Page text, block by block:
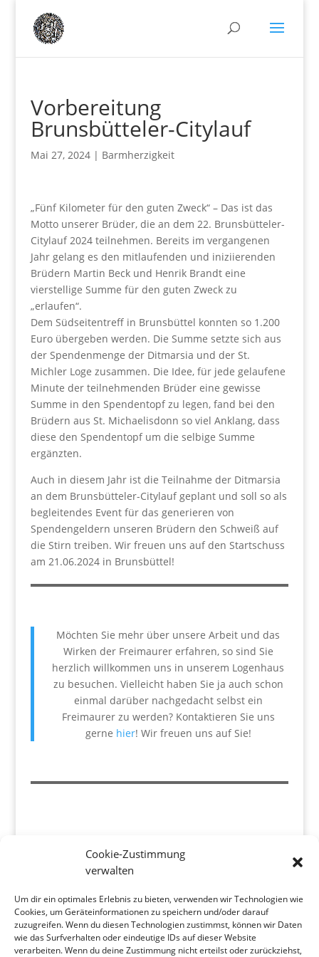
Cookie-Zustimmung
verwalten
Um dir ein optimales Erlebnis zu bieten, verwenden wir Technologien wie
Cookies, um Geräteinformationen zu speichern und/oder darauf
zuzugreifen. Wenn du diesen Technologien zustimmst, können wir Daten
wie das Surfverhalten oder eindeutige IDs auf dieser Website
verarbeiten. Wenn du deine Zustimmung nicht erteilst oder zurückziehst,
Vorbereitung
Brunsbütteler-Citylauf
Mai 27, 2024| Barmherzigkeit
„Fünf Kilometer für den guten Zweck“ – Das ist das
Motto unserer Brüder, die an dem 22. Brunsbütteler-
Citylauf 2024 teilnehmen. Bereits im vergangenen
Jahr gelang es den mitlaufenden und iniziierenden
Brüdern Martin Beck und Henrik Brandt eine
vierstellige Summe für den guten Zweck zu
„erlaufen“.
Dem Südseitentreff in Brunsbüttel konnten so 1.200
Euro übergeben werden. Die Summe setzte sich aus
der Spendenmenge der Ditmarsia und der St.
Michler Loge zusammen. Die Idee, für jede gelaufene
Minute der teilnehmenden Brüder eine gewisse
Summe in den Spendentopf zu legen, fand bei den
Brüdern aus St. Michaelisdonn so viel Anklang, dass
diese den Spendentopf um die selbige Summe
ergänzten.
Auch in diesem Jahr ist die Teilnahme der Ditmarsia
an dem Brunsbütteler-Citylauf geplant und soll so als
begleitendes Event für das generieren von
Spendengeldern unseren Brüdern den Schweiß auf
die Stirn treiben. Wir freuen uns auf den Startschuss
am 21.06.2024 in Brunsbüttel!
Möchten Sie mehr über unsere Arbeit und das
Wirken der Freimaurer erfahren, so sind Sie
herzlich willkommen uns in unserem Logenhaus
zu besuchen. Vielleicht haben Sie ja auch schon
einmal darüber nachgedacht selbst ein
Freimaurer zu werden? Kontaktieren Sie uns
gerne hier! Wir freuen uns auf Sie!
Aktuelle Beiträge
2026
Der Schnee und seine Bedeutung 6. Januar 2026
🕯️ Wenn das Licht für dieses Jahr leiser wird … 18.